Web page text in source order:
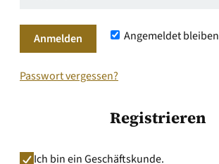
Adresse*
Angemeldet bleiben
Anmelden
Passwort vergessen?
Registrieren
Ich bin ein Geschäftskunde.